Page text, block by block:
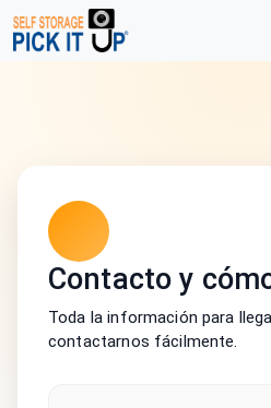
Contacto y
Toda la información para
contactarnos fácilmente.